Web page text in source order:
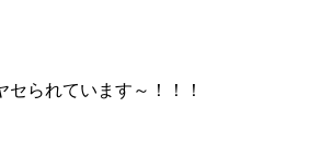
られています～！！！